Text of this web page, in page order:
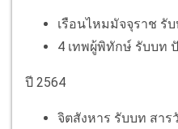
เรือนไหมมัจจุราช รั
4 เทพผู้พิทักษ์ รับบท
ปี 2564
จิตสังหาร รับบท สาร